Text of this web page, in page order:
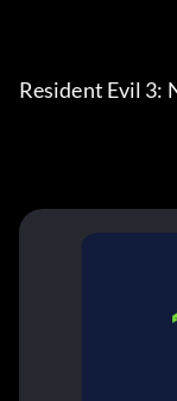
Resident Evil 3: